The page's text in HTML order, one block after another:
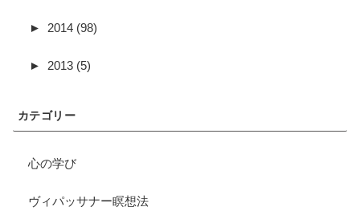
► 2014 (98)
► 2013 (5)
カテゴリー
心の学び
ヴィパッサナー瞑想法